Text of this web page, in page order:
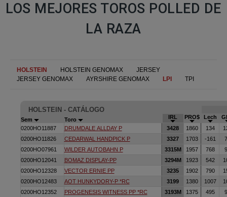
LOS MEJORES TOROS POLLED DE
LA RAZA